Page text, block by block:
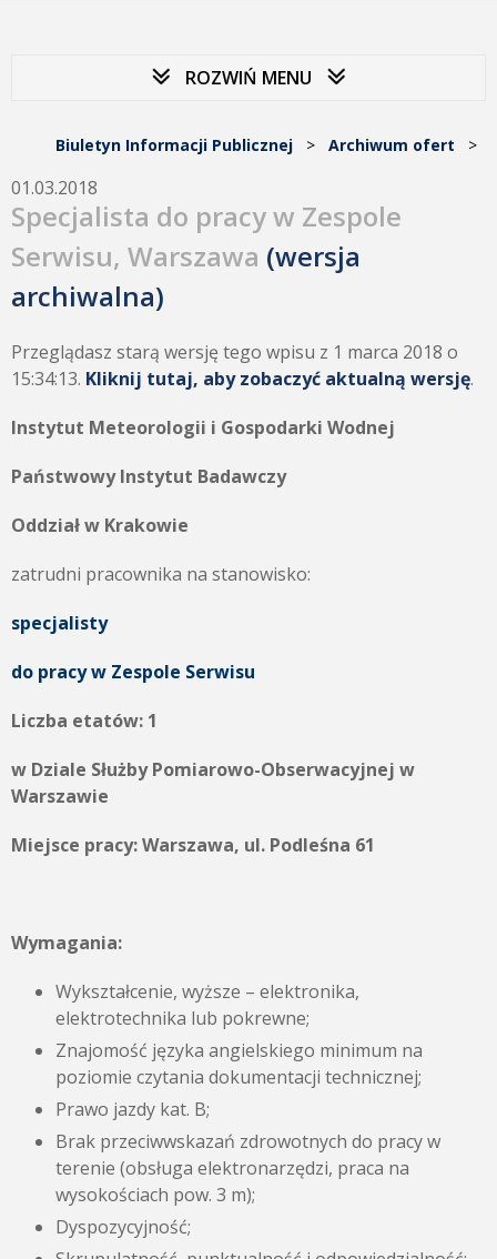
ROZWIŃ MENU
Biuletyn Informacji Publicznej > Archiwum ofert >
01.03.2018
Specjalista do pracy w Zespole
Serwisu, Warszawa (wersja
archiwalna)
Przeglądasz starą wersję tego wpisu z 1 marca 2018 o
15:34:13. Kliknij tutaj, aby zobaczyć aktualną wersję.
Instytut Meteorologii i Gospodarki Wodnej
Państwowy Instytut Badawczy
Oddział w Krakowie
zatrudni pracownika na stanowisko:
specjalisty
do pracy w Zespole Serwisu
Liczba etatów: 1
w Dziale Służby Pomiarowo-Obserwacyjnej w
Warszawie
Miejsce pracy: Warszawa, ul. Podleśna 61
Wymagania:
Wykształcenie, wyższe – elektronika,
elektrotechnika lub pokrewne;
Znajomość języka angielskiego minimum na
poziomie czytania dokumentacji technicznej;
Prawo jazdy kat. B;
Brak przeciwwskazań zdrowotnych do pracy w
terenie (obsługa elektronarzędzi, praca na
wysokościach pow. 3 m);
Dyspozycyjność;